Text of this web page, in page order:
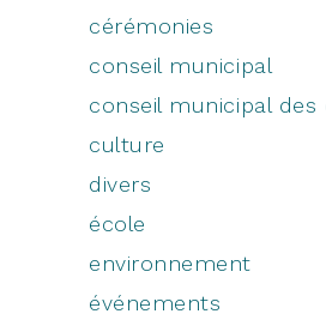
cérémonies
conseil municipal
conseil municipal des
culture
divers
école
environnement
événements